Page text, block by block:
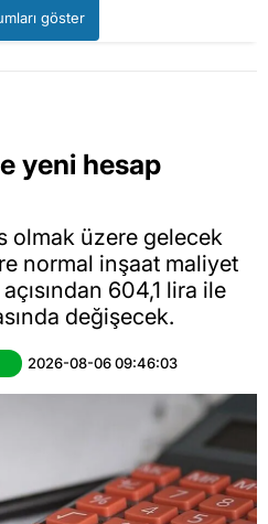
göster
yeni hesap
olmak üzere gelecek
normal inşaat maliyet
604,1 lira ile
değişecek.
2026-08-06 09:46:03